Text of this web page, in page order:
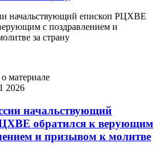
начальствующий епископ РЦХВЕ
с поздравлением и
за страну
материале
2026
начальствующий
обратился к верующим
и призывом к молитве